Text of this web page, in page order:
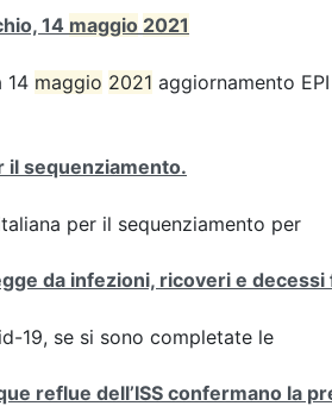
14 maggio 2021
14 maggio 2021 aggiornamento
il sequenziamento.
per il sequenziamento per
da infezioni, ricoveri e decessi
19, se si sono completate le
reflue dell’ISS confermano la